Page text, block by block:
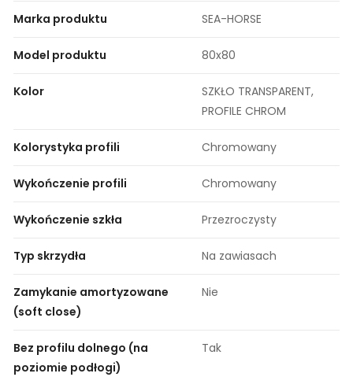
Marka produktu SEA-HORSE
Model produktu 80x80
Kolor
SZKŁO TRANSPARENT,
PROFILE CHROM
Kolorystyka profili Chromowany
Wykończenie profili Chromowany
Wykończenie szkła Przezroczysty
Typ skrzydła Na zawiasach
Zamykanie amortyzowane
(soft close)
Nie
Bez profilu dolnego (na
poziomie podłogi)
Tak